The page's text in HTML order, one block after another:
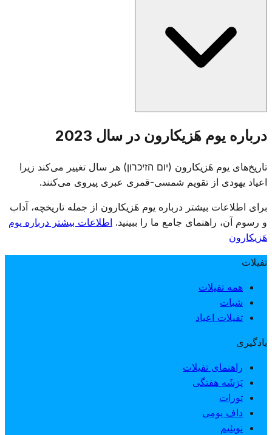
صدا درمی‌آید که طی آن کل کشور در سکوت می‌ایستد.
مراسم یادبود در گورستان‌های نظامی سراسر اسرائیل برگزار
شده و خانواده‌ها از مزار سربازان جانباخته بازدید می‌کنند. مراکز
تفریحی طبق قانون تعطیل هستند و تلویزیون و رادیو برنامه‌های
یادبود پخش می‌کنند. این روز با گردهمایی‌های رسمی، خواندن نام
جانباختگان و روشن کردن شمع‌های یادبود برگزار می‌شود.
درباره یوم هَزیکارون در سال 2023
تاریخ‌های یوم هَزیکارون (יום הזיכרון) هر سال تغییر می‌کند زیرا
اعیاد یهودی از تقویم شمسی-قمری عبری پیروی می‌کنند.
برای اطلاعات بیشتر درباره یوم هَزیکارون از جمله تاریخچه، آداب
و رسوم آن، راهنمای جامع ما را ببینید. اطلاعات بیشتر درباره یوم
هَزیکارون
تفیلات
همه تفیلات
شبات
تفیلات اعیاد
یادگیری
راهنمای تفیلات
پَرَشَه هفتگی
تورات
داف یومی
نویئیم